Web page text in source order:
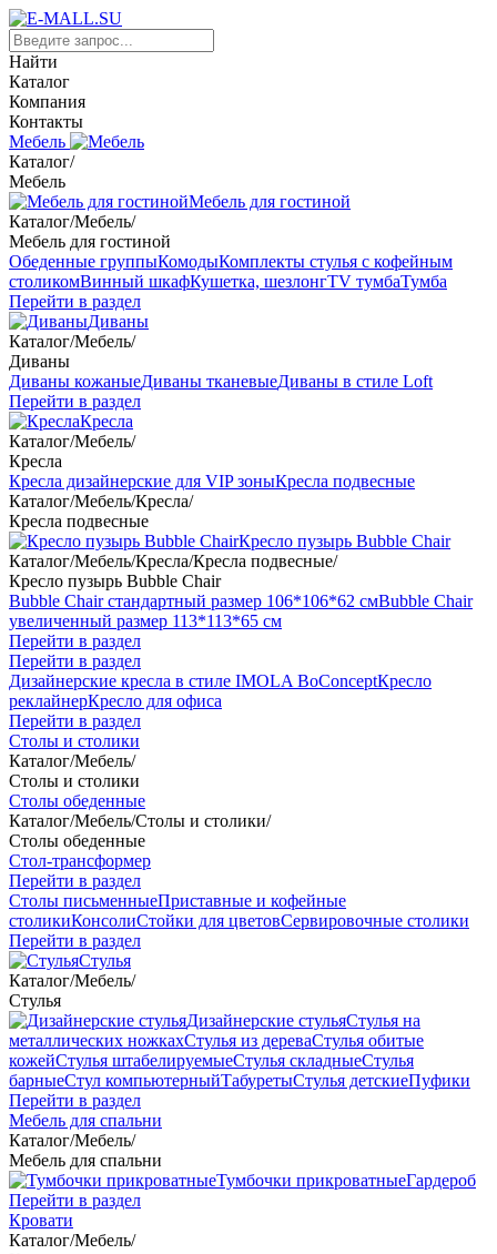
Найти
Каталог
Компания
Контакты
Мебель
Каталог/
Мебель
Мебель для гостиной
Каталог/Мебель/
Мебель для гостиной
Обеденные группыКомодыКомплекты стулья с кофейным
столикомВинный шкафКушетка, шезлонгTV тумбаТумба
Перейти в раздел
Диваны
Каталог/Мебель/
Диваны
Диваны кожаныеДиваны тканевыеДиваны в стиле Loft
Перейти в раздел
Кресла
Каталог/Мебель/
Кресла
Кресла дизайнерские для VIP зоныКресла подвесные
Каталог/Мебель/Кресла/
Кресла подвесные
Кресло пузырь Bubble Chair
Каталог/Мебель/Кресла/Кресла подвесные/
Кресло пузырь Bubble Chair
Bubble Chair стандартный размер 106*106*62 смBubble Chair
увеличенный размер 113*113*65 см
Перейти в раздел
Перейти в раздел
Дизайнерские кресла в стиле IMOLA BoConceptКресло
реклайнерКресло для офиса
Перейти в раздел
Столы и столики
Каталог/Мебель/
Столы и столики
Столы обеденные
Каталог/Мебель/Столы и столики/
Столы обеденные
Стол-трансформер
Перейти в раздел
Столы письменныеПриставные и кофейные
столикиКонсолиСтойки для цветовСервировочные столики
Перейти в раздел
Стулья
Каталог/Мебель/
Стулья
Дизайнерские стульяСтулья на
металлических ножкахСтулья из дереваСтулья обитые
кожейСтулья штабелируемыеСтулья складныеСтулья
барныеСтул компьютерныйТабуретыСтулья детскиеПуфики
Перейти в раздел
Мебель для спальни
Каталог/Мебель/
Мебель для спальни
Тумбочки прикроватныеГардероб
Перейти в раздел
Кровати
Каталог/Мебель/